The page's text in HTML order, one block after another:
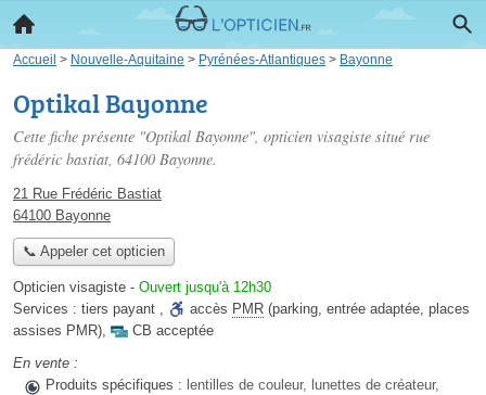
Accueil > Nouvelle-Aquitaine > Pyrénées-Atlantiques > Bayonne
Optikal Bayonne
Cette fiche présente "Optikal Bayonne", opticien visagiste situé rue
frédéric bastiat, 64100 Bayonne.
21 Rue Frédéric Bastiat
64100 Bayonne
📞 Appeler cet opticien
Opticien visagiste - Ouvert jusqu'à 12h30
Services : tiers payant , accès PMR (parking, entrée adaptée, places
assises PMR),
CB acceptée
En vente :
Produits spécifiques : lentilles de couleur, lunettes de créateur,